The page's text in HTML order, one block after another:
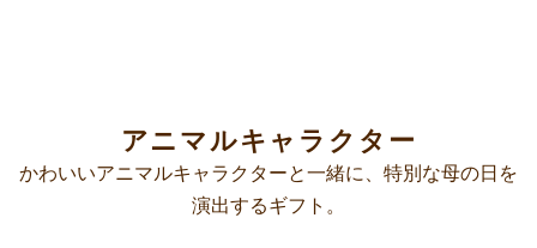
アニマルキャラクター
かわいいアニマルキャラクターと一緒に、特別な母の日を
演出するギフト。